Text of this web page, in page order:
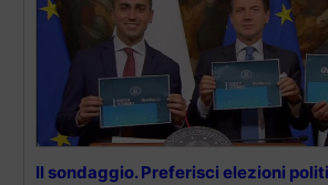
Il sondaggio. Preferisci elezioni